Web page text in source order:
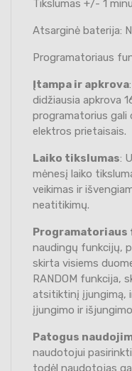
Tikslumas +/- 1
Atsarginė baterija:
Programatoriaus
Įtampa ir apkrova
didžiausia apkrova
programatorius gali
elektros prietaisais.
Laiko tikslumas:
mėnesį laiko
veikimas ir
neatitikimų.
Programatoriaus
naudingų funkcijų,
skirta visiems
RANDOM funkcija,
atsitiktinį įjungimą,
įjungimo ir
Patogus
naudotojui
todėl naudotojas